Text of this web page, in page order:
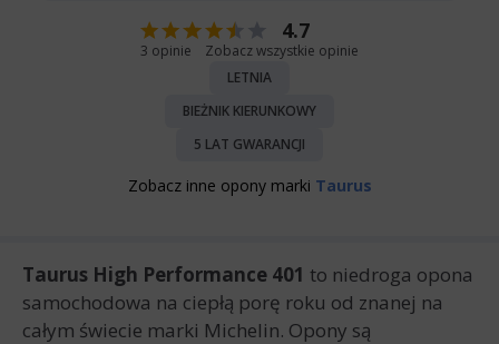
4.7
3 opinie
Zobacz wszystkie opinie
LETNIA
BIEŻNIK KIERUNKOWY
5 LAT GWARANCJI
Zobacz inne opony marki Taurus
Taurus High Performance 401 to niedroga opona
samochodowa na ciepłą porę roku od znanej na
całym świecie marki Michelin. Opony są